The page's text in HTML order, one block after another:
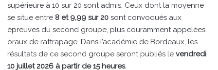
supérieure à 10 sur 20 sont admis. Ceux dont la moyenne
se situe entre 8 et 9,99 sur 20 sont convoqués aux
épreuves du second groupe, plus couramment appelées
oraux de rattrapage. Dans l’académie de Bordeaux, les
résultats de ce second groupe seront publiés le vendredi
10 juillet 2026 à partir de 15 heures.